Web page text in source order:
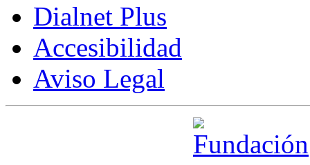
Dialnet Plus
Accesibilidad
Aviso Legal